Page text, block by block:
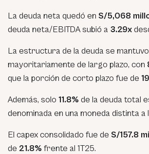
La deuda neta quedó en S/5,068
deuda neta/EBITDA subió a 3.29x
La estructura de la deuda se mantuvo
mayoritariamente de largo plazo, con
que la porción de corto plazo fue de
Además, solo 11.8% de la deuda total
denominada en una moneda distinta a
El capex consolidado fue de S/157.8
de 21.8% frente al 1T25.